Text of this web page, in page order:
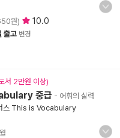
원) 10.0
출고 변경
서 2만원 이상)
중급 - 어휘의 실력
스 This is Vocabulary